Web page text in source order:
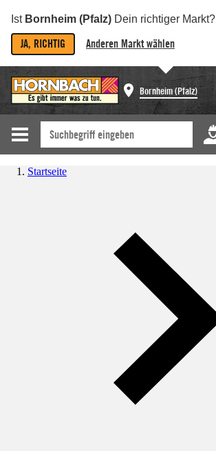
Ist Bornheim (Pfalz) Dein richtiger Markt?
JA, RICHTIG Anderen Markt wählen
Bornheim (Pfalz)
Startseite